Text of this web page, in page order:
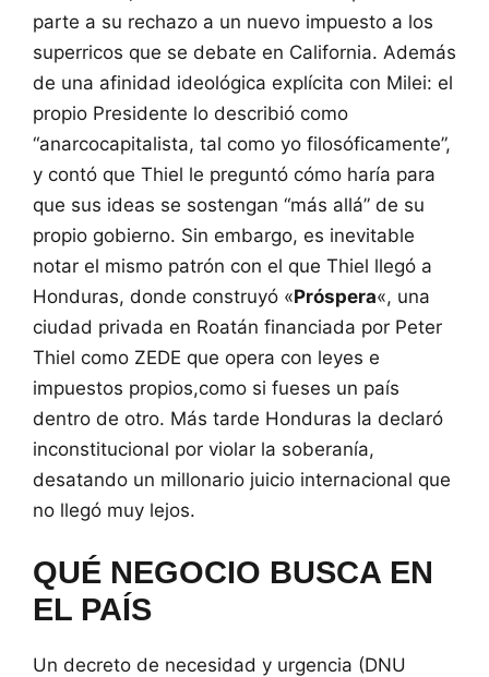
parte a su rechazo a un nuevo impuesto a los
superricos que se debate en California. Además
de una afinidad ideológica explícita con Milei: el
propio Presidente lo describió como
“anarcocapitalista, tal como yo filosóficamente”,
y contó que Thiel le preguntó cómo haría para
que sus ideas se sostengan “más allá” de su
propio gobierno. Sin embargo, es inevitable
notar el mismo patrón con el que Thiel llegó a
Honduras, donde construyó «Próspera«, una
ciudad privada en Roatán financiada por Peter
Thiel como ZEDE que opera con leyes e
impuestos propios,como si fueses un país
dentro de otro. Más tarde Honduras la declaró
inconstitucional por violar la soberanía,
desatando un millonario juicio internacional que
no llegó muy lejos.
QUÉ NEGOCIO BUSCA EN
EL PAÍS
Un decreto de necesidad y urgencia (DNU